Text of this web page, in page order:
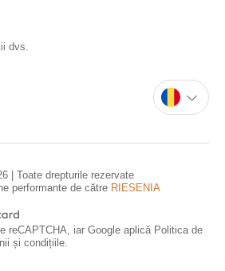
dvs.
| Toate drepturile rezervate
performante de către RIESENIA
reCAPTCHA, iar Google aplică Politica de
și condițiile.